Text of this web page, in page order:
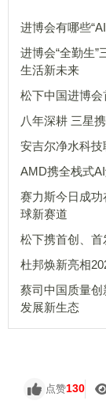
进博会有哪些
进博会“全勤生
生活新未来
松下中国进博
八年深耕 三星
安吉尔净水科
AMD携全栈式
赛力斯今日成
球新赛道
松下携首创、
杜邦焕新亮相
蔡司中国质量
发展新生态
点赞130